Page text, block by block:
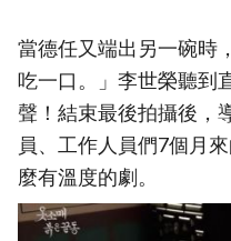
當德任又端出另一碗時
吃一口。」李世榮聽到
聲！結束最後拍攝後，
員、工作人員們7個月
麼有溫度的劇。